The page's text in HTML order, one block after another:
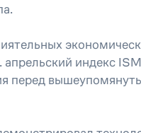
индекс
перед